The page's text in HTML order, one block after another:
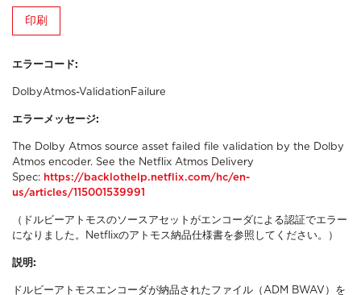
印刷
エラーコード:
DolbyAtmos-ValidationFailure
エラーメッセージ:
The Dolby Atmos source asset failed file validation by the Dolby
Atmos encoder. See the Netflix Atmos Delivery
Spec: https://backlothelp.netflix.com/hc/en-
us/articles/115001539991
（ドルビーアトモスのソースアセットがエンコーダによる認証でエラー
になりました。Netflixのアトモス納品仕様書を参照してください。）
説明:
ドルビーアトモスエンコーダが納品されたファイル（ADM BWAV）を